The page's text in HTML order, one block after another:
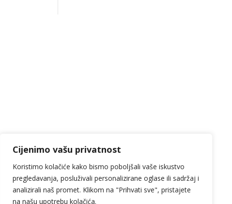
Cijenimo vašu privatnost
Koristimo kolačiće kako bismo poboljšali vaše iskustvo
pregledavanja, posluživali personalizirane oglase ili sadržaj i
analizirali naš promet. Klikom na "Prihvati sve", pristajete
na našu upotrebu kolačića.